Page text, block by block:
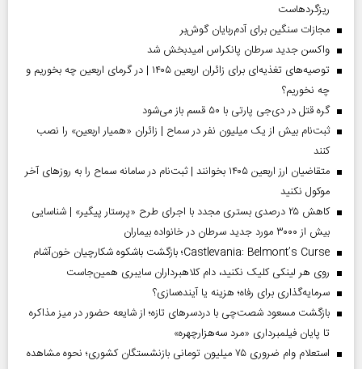
ریزگردهاست
مجازات سنگین برای آدم‌ربایان گوش‌بر
واکسن جدید سرطان پانکراس امیدبخش شد
توصیه‌های تغذیه‌ای برای زائران اربعین ۱۴۰۵ | در گرمای اربعین چه بخوریم و
چه نخوریم؟
گره قتل در دی‌جی پارتی با ۵۰ قسم باز می‌شود
ثبت‌نام بیش از یک میلیون نفر در سماح | زائران «همیار اربعین» را نصب
کنند
متقاضیان ارز اربعین ۱۴۰۵ بخوانند | ثبت‌نام در سامانه سماح را به روز‌های آخر
موکول نکنید
کاهش ۲۵ درصدی بستری مجدد با اجرای طرح «پرستار پیگیر» | شناسایی
بیش از ۳۰۰۰ مورد جدید سرطان در خانواده بیماران
Castlevania: Belmont’s Curse؛ بازگشت باشکوه شکارچیان خون‌آشام
روی هر لینکی کلیک نکنید، دام کلاهبرداران سایبری همین‌جاست
سرمایه‌گذاری برای رفاه؛ هزینه یا آینده‌سازی؟
بازگشت مسعود شصت‌چی با دردسر‌های تازه؛ از شایعه حضور در میز مذاکره
تا پایان فیلمبرداری «مرد سه‌هزارچهره»
استعلام وام ضروری ۷۵ میلیون تومانی بازنشستگان کشوری؛ نحوه مشاهده